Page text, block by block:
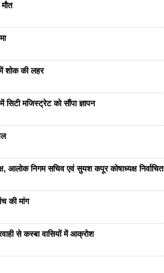
शोक की लहर
मजिस्ट्रेट को सौंपा ज्ञापन
आलोक निगम सचिव एवं सुयश कपूर कोषाध्यक्ष निर्वाचित
की मांग
से कस्बा वासियों में आक्रोश